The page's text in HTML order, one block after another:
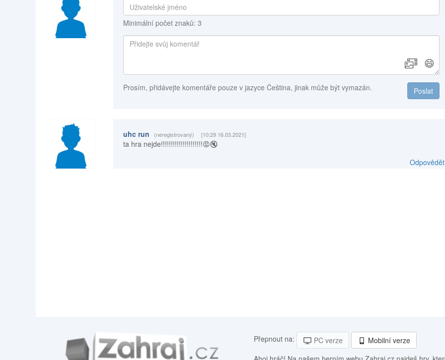
Minimální počet znaků: 3
😄
Poslat
Prosím, přidávejte komentáře pouze v jazyce Čeština, jinak může být vymazán.
uhc run (neregistrovaný) [10:29 16.03.2021]
ta hra nejde!!!!!!!!!!!!!!!!!!!!!😡🔇
Odpovědět
Přepnout na: PC verze
Mobilní verze